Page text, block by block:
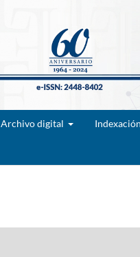
Archivo digital Indexación